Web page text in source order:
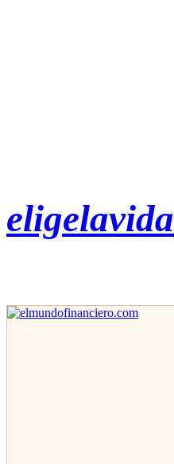
eligelavida